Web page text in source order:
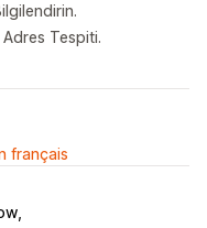
Tespiti.
français